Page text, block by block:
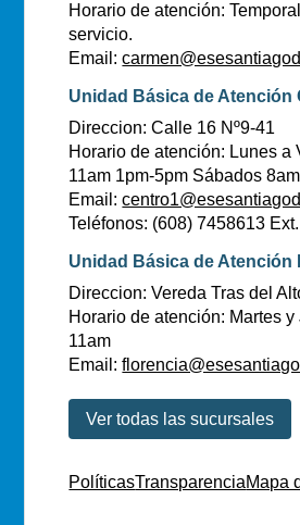
Horario de atención:
servicio.
Email:
Unidad Básica de Atención
Direccion: Calle 16 Nº9-41
Horario de atención: Lunes a
11am 1pm-5pm Sábados
Email:
Teléfonos: (608) 7458613
Unidad Básica de Atención
Direccion: Vereda Tras del
Horario de atención: Martes
11am
Email:
Ver todas las sucursales
PolíticasTransparenciaMapa